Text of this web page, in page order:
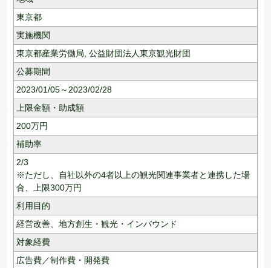
東京都
実施機関
東京都産業労働局, 公益財団法人東京観光財団
公募期間
2023/01/05～2023/02/28
上限金額・助成額
200万円
補助率
2/3
※ただし、自社以外の4者以上の観光関連事業者と連携した場
合、上限300万円
利用目的
経営改善、 地方創生・観光・インバウンド
対象経費
広告費／制作費・開発費